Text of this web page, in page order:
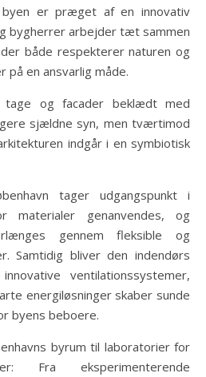
er præget af en innovativ
bygherrer arbejder tæt sammen
både respekterer naturen og
en ansvarlig måde.
tage og facader beklædt med
sjældne syn, men tværtimod
indgår i en symbiotisk
tager udgangspunkt i
materialer genanvendes, og
gennem fleksible og
Samtidig bliver den indendørs
ventilationssystemer,
energiløsninger skaber sunde
byens beboere.
byrum til laboratorier for
Fra eksperimenterende